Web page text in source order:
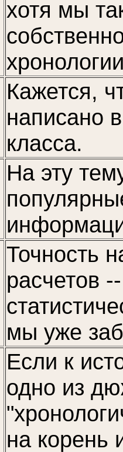
хотя мы
Кажется,
написано
класса.
На эту
Точность
расчетов
мы уже
Если к
одно из
на корень